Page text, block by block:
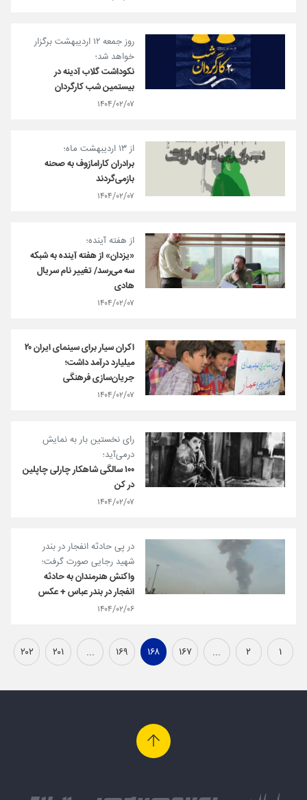
روز جمعه ۱۲ اردیبهشت برگزار
خواهد شد؛
نکوداشت گلاب آدینه در
بیستمین شب کارگردان
۱۴۰۴/۰۲/۰۷
از ۱۳ اردیبهشت ماه؛
برادران کارامازوف به صحنه
بازمی‌گردند
۱۴۰۴/۰۲/۰۷
از هفته آینده؛
«یزدان» از هفته آینده به شبکه
سه می‌رسد/ تغییر نام سریال
هادی
۱۴۰۴/۰۲/۰۷
اکران‌ سیار برای سینمای ایران ۲۰
میلیارد درآمد داشت؛
جریان‌سازی فرهنگی
۱۴۰۴/۰۲/۰۷
رای نخستین بار به نمایش
درمی‌آید؛
۱۰۰ سالگی شاهکار چارلی چاپلین
در کن
۱۴۰۴/۰۲/۰۷
در پی حادثه انفجار در بندر
شهید رجایی صورت گرفت؛
واکنش هنرمندان به حادثه
انفجار در بندر عباس + عکس
۱۴۰۴/۰۲/۰۶
۱ ۲ ... ۱۶۷ ۱۶۸ ۱۶۹ ... ۲۰۱ ۲۰۲